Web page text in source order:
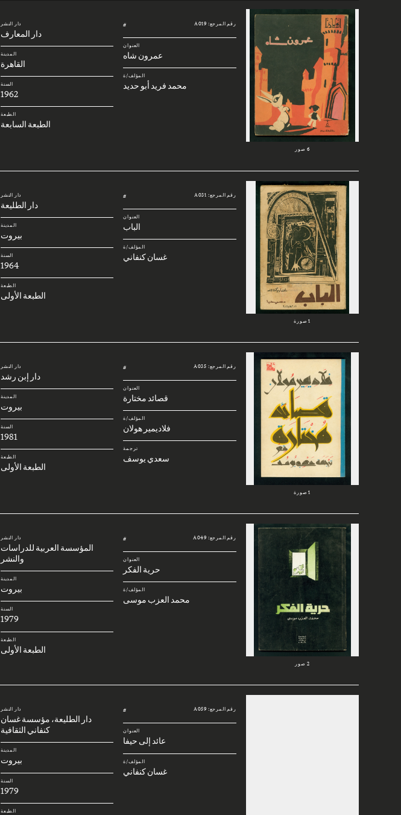
رقم المرجع: A019 #
العنوان
عمرون شاه
المؤلف/ة
محمد فريد أبو حديد
دار النشر
دار المعارف
المدينة
القاهرة
السنة
1962
الطبعة
الطبعة السابعة
6 صور
رقم المرجع: A031 #
العنوان
الباب
المؤلف/ة
غسان كنفاني
دار النشر
دار الطليعة
المدينة
بيروت
السنة
1964
الطبعة
الطبعة الأولى
1 صورة
رقم المرجع: A035 #
العنوان
قصائد مختارة
المؤلف/ة
فلاديمير هولان
ترجمة
سعدي يوسف
دار النشر
دار إبن رشد
المدينة
بيروت
السنة
1981
الطبعة
الطبعة الأولى
1 صورة
رقم المرجع: A049 #
العنوان
حرية الفكر
المؤلف/ة
محمد العزب موسى
دار النشر
المؤسسة العربية للدراسات
والنشر
المدينة
بيروت
السنة
1979
الطبعة
الطبعة الأولى
2 صور
رقم المرجع: A059 #
العنوان
عائد إلى حيفا
المؤلف/ة
غسان كنفاني
دار النشر
دار الطليعة، مؤسسة غسان
كنفاني الثقافية
المدينة
بيروت
السنة
1979
الطبعة